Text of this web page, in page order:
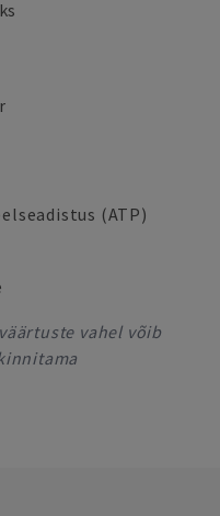
(ATP)
vahel võib